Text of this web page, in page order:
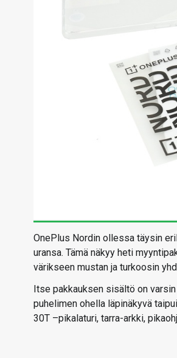
OnePlus Nordin ollessa täysin
uransa. Tämä näkyy heti
värikseen mustan ja turkoosin
Itse pakkauksen sisältö on
puhelimen ohella läpinäkyvä
30T –pikalaturi, tarra-arkki,